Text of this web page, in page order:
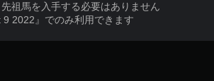
祖馬を入手する必要はありません
9 2022』でのみ利用できます